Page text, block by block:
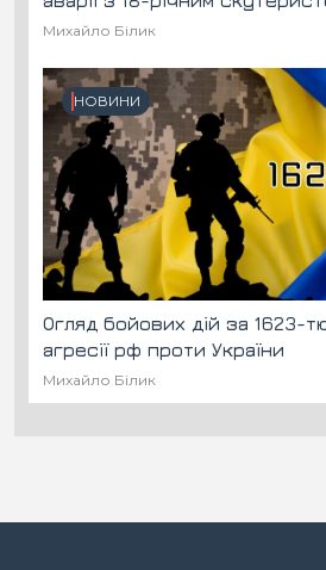
Михайло Білик
НОВИНИ
Огляд бойових дій за 1623-
агресії рф проти України
Михайло Білик